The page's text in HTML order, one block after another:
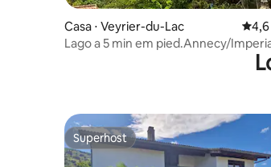
Casa ⋅ Veyrier-du-Lac 4,64,6
Lago a 5 min em pied.Annecy/
Superhost
Superhost